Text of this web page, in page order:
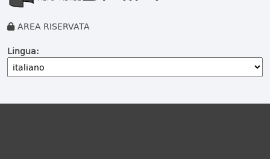
AREA RISERVATA
Lingua